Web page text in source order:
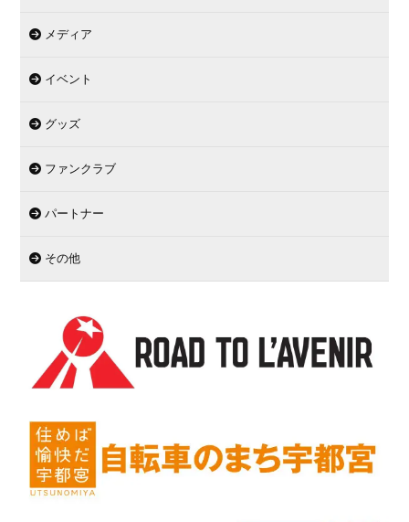
メディア
イベント
グッズ
ファンクラブ
パートナー
その他